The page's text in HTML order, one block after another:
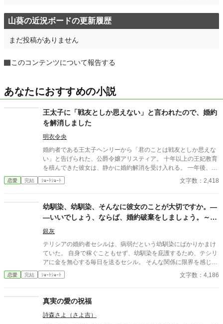
山葵の近況ボードの更新履歴
まだ投稿がありません
このコンテンツについて報告する
あなたにおすすめの小説
王太子に「戦友としか思えない」と言われたので、婚約
を解消しました
明衣令央
婚約者である王太子ヘンリーから「君のことは戦友としか思えな
い」と告げられた、公爵令嬢アリスティア。 十年以上の王妃教育
を積んできた彼女は、静かに婚約解消を受け入れる。 一年後、幸
せな結婚を迎えた彼女にとって、ヘンリーのその後は――もうど
うでもいいことだった。
恋愛 完結 ｼｮｰﾄｼｮｰﾄ 文字数：2,418
幼馴染、幼馴染、そんなに彼女のことが大切ですか。―
―いいでしょう、ならば、婚約破棄をしましょう。～病
弱な幼馴染の彼女は、実は……～
銀灰
テリシアの婚約者セシルは、病弱だという幼馴染にばかりかまけ
ていた。 自身で稼ぐこともせず、幼馴染を庇護するため、テシリ
アに金を無心する毎日を送るセシル。 そんな関係に限界を感じ、
テリシアはセシルに婚約破棄を突き付けた。 テリシアに見捨てら
れたセシルは、てっきりその幼馴染と添い遂げると思われたが―
た！？ はたして、物語の結末は――？
恋愛 完結 ｼｮｰﾄｼｮｰﾄ 文字数：4,186
真実の愛の祝福
詩森さよ（さよ吉）